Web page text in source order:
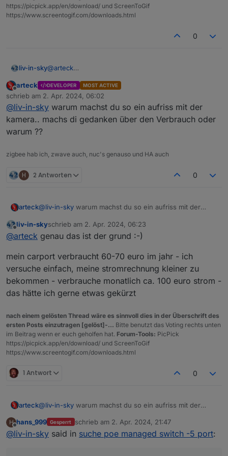
https://picpick.app/en/download/ und ScreenToGif
https://www.screentogif.com/downloads.html
0
liv-in-sky@arteck
kein vlan
@bananajoesagte insuche poe managed switch -5
port:
PoE Switch wie du den gepostet hast könnte die
einfachste und billigste Lösung sein
geht es mir ja
@bananajoe sagte insuche poe managed switch -5
Dieses Modell wird z.B. bei Kunden von uns
(um die 100€) war der einzige, bei dem ich was mit
ssh gefunden habe bzw. habe ich eine seite
aber leider 7 jahre alt und der genutzte switch wurde
nicht erwähnt, daher weiß ich nicht, ob der unifi flex
das auch kann
https://community.ui.com/questions/SSH-command-
to-remotely-turn-off-poe-port-power/77189cb1-
cb6d-4719-a29d-03e3bcefc363
ich habe dann auch noch nach switches mit poe
netgear was gefunden - leider nur als 16er und dann
waren es schon zwischen 200--300€
ich glaube, ich habe mr das zu einfach bzw zu
günstig ausgedacht - man findet auch nicht viel im
smarthome bereich über dieses thema
Offline
arteck DEVELOPER MOST ACTIVE
schrieb am 2. Apr. 2024, 06:02
zuletzt editiert von
@liv-in-sky warum machst du so ein aufriss mit der
kamera.. machs di gedanken über den Verbrauch oder
warum ??
zigbee hab ich, zwave auch, nuc's genauso und HA auch
H 2 Antworten 0
arteck@liv-in-sky warum machst du so ein aufriss mit der
warum ??
Offline
liv-in-skyschrieb am 2. Apr. 2024, 06:23
zuletzt editiert von
@arteck genau das ist der grund :-)
mein carport verbraucht 60-70 euro im jahr - ich
versuche einfach, meine stromrechnung kleiner zu
bekommen - verbrauche monatlich ca. 100 euro strom -
das hätte ich gerne etwas gekürzt
nach einem gelösten Thread wäre es sinnvoll dies in der Überschrift des
ersten Posts einzutragen [gelöst]-... Bitte benutzt das Voting rechts unten
im Beitrag wenn er euch geholfen hat. Forum-Tools: PicPick
https://picpick.app/en/download/ und ScreenToGif
https://www.screentogif.com/downloads.html
1 Antwort 0
arteck@liv-in-sky warum machst du so ein aufriss mit der
warum ??
H
Offline
hans_999 Gesperrt schrieb am 2. Apr. 2024, 21:47
zuletzt editiert von
@liv-in-sky said in suche poe managed switch -5 port: